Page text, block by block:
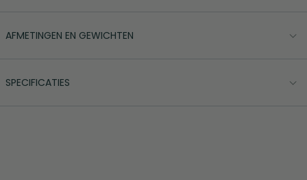
AFMETINGEN EN GEWICHTEN
SPECIFICATIES